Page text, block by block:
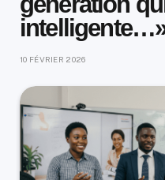
10 FÉVRIER 2026